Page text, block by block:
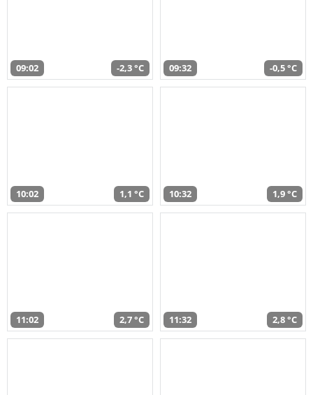
09:02 -2,3 °C 09:32 -0,5 °C
10:02 1,1 °C 10:32 1,9 °C
11:02 2,7 °C 11:32 2,8 °C